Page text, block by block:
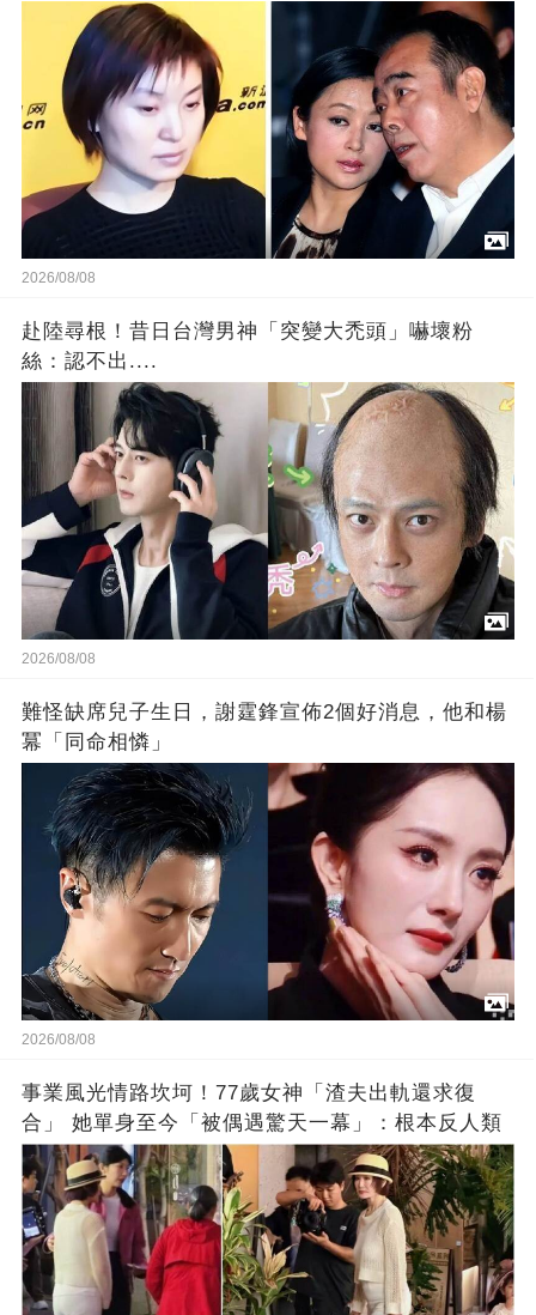
2026/08/08
赴陸尋根！昔日台灣男神「突變大禿頭」嚇壞粉
絲：認不出....
2026/08/08
難怪缺席兒子生日，謝霆鋒宣佈2個好消息，他和楊
冪「同命相憐」
2026/08/08
事業風光情路坎坷！77歲女神「渣夫出軌還求復
合」 她單身至今「被偶遇驚天一幕」：根本反人類